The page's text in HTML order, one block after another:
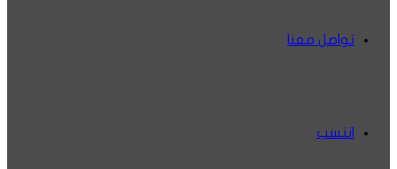
تواصل معنا
انتسب